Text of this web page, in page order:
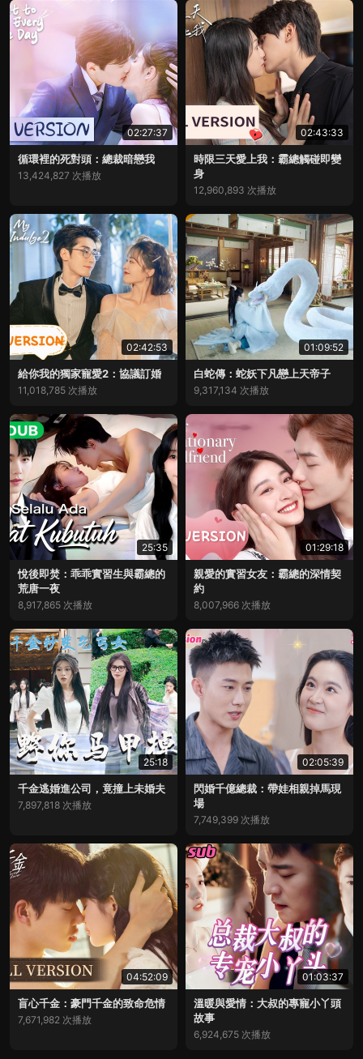
02:27:37
循環裡的死對頭：總裁暗戀我
13,424,827 次播放
02:43:33
時限三天愛上我：霸總觸碰即變
身
12,960,893 次播放
02:42:53
給你我的獨家寵愛2：協議訂婚
11,018,785 次播放
01:09:52
白蛇傳：蛇妖下凡戀上天帝子
9,317,134 次播放
25:35
悅後即焚：乖乖實習生與霸總的
荒唐一夜
8,917,865 次播放
01:29:18
親愛的實習女友：霸總的深情契
約
8,007,966 次播放
25:18
千金逃婚進公司，竟撞上未婚夫
7,897,818 次播放
02:05:39
閃婚千億總裁：帶娃相親掉馬現
場
7,749,399 次播放
04:52:09
盲心千金：豪門千金的致命危情
7,671,982 次播放
01:03:37
溫暖與愛情：大叔的專寵小丫頭
故事
6,924,675 次播放